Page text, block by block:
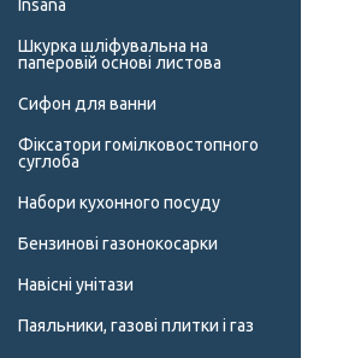
Insana
Шкурка шліфувальна на
паперовій основі листова
Сифон для ванни
Фіксатори гомілковостопного
суглоба
Набори кухонного посуду
Бензинові газонокосарки
Навісні унітази
Паяльники, газові плитки і газ